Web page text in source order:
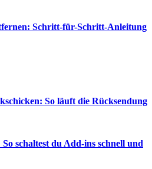
Schritt-für-Schritt-Anleitung
So läuft die Rücksendung
schaltest du Add-ins schnell und